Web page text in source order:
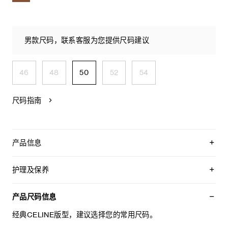
男款尺码，联系客服为您提供尺码建议
46 48 50 52 54
尺码指南
产品信息
经典版型
2个侧袋，背面2个西装袋，饰牛角扣
拉链和钩眼扣开合
意大利制造
护理及保养
仅使用不含漂白剂的洗衣产品。
最高熨烫温度：110°C / 230°F
产品尺码信息
经典CELINE版型，建议选择您的常用尺码。